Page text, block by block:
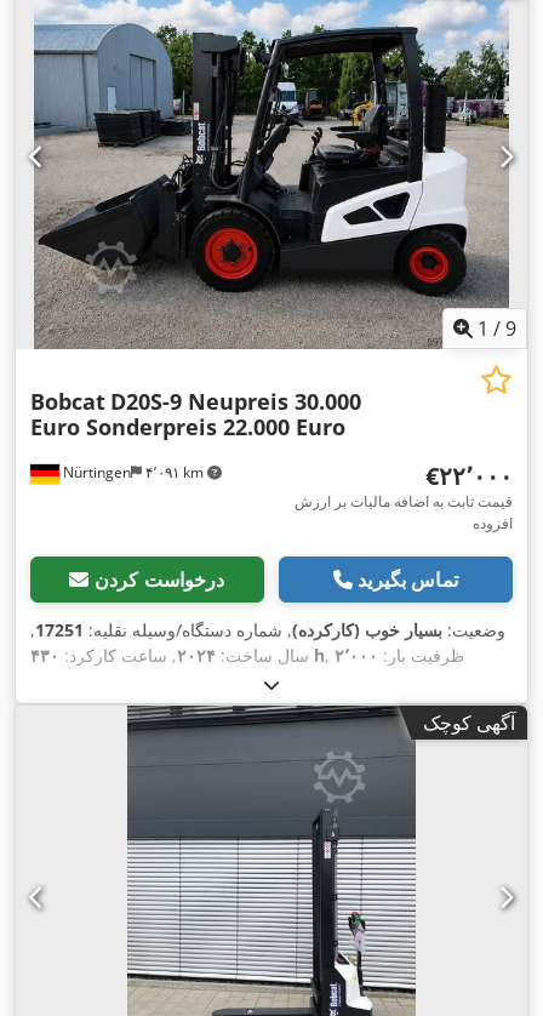
شاخک‌ها: ۲٬۴۰۰ میلی‌متر , وزن خالی: ۱۲٬۴۰۶ کیلوگرم
, نوع سیستم
Diesel,
1 /9
Nürtingen ۴٬۰۹۱ km
Bobcat D20S-9 Neupreis 30.000
Euro Sonderpreis 22.000 Euro
‎€۲۲٬۰۰۰
قیمت ثابت به اضافه مالیات بر ارزش
افزوده
درخواست کردن تماس بگیرید
وضعیت: بسیار خوب (کارکرده), شماره دستگاه/وسیله نقلیه: 17251
,
سال ساخت: ۲۰۲۴, ساعت کارکرد: ۴۳۰ h , ظرفیت بار: ۲٬۰۰۰
۴٬۷۳۰ میلی‌متر
میلی‌متر, مرکز ثقل بار:۵۰۰ میلی‌متر , نوع سوخت:دیزل, نوع دکل:
تریپلکس , ارتفاع سازه:۲٬۱۹۰ میلی‌متر , طول شاخک‌ها:
, اندازه لاستیک جلو:7.00-15 5.50
آگهی کوچک